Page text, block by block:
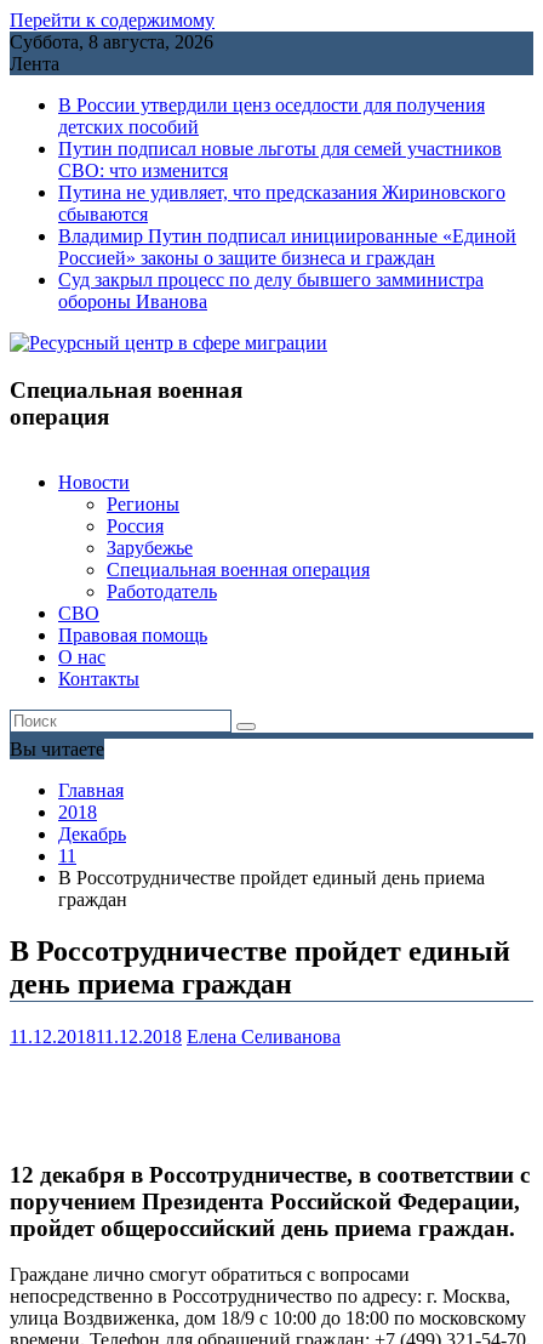
Перейти к содержимому
Суббота, 8 августа, 2026
Лента
В России утвердили ценз оседлости для получения
детских пособий
Путин подписал новые льготы для семей участников
СВО: что изменится
Путина не удивляет, что предсказания Жириновского
сбываются
Владимир Путин подписал инициированные «Единой
Россией» законы о защите бизнеса и граждан
Cуд закрыл процесс по делу бывшего замминистра
обороны Иванова
Специальная военная
операция
Новости
Регионы
Россия
Зарубежье
Специальная военная операция
Работодатель
СВО
Правовая помощь
О нас
Контакты
Вы читаете
Главная
2018
Декабрь
11
В Россотрудничестве пройдет единый день приема
граждан
В Россотрудничестве пройдет единый
день приема граждан
11.12.201811.12.2018 Елена Селиванова
12 декабря в Россотрудничестве, в соответствии с
поручением Президента Российской Федерации,
пройдет общероссийский день приема граждан.
Граждане лично смогут обратиться с вопросами
непосредственно в Россотрудничество по адресу: г. Москва,
улица Воздвиженка, дом 18/9 с 10:00 до 18:00 по московскому